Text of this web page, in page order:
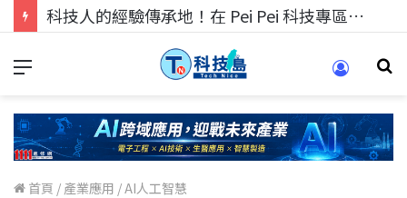
科技人的經驗傳承地！在 Pei Pei 科技專區，與學弟妹交流最硬核的技術
首頁 / 產業應用 /AI人工智慧